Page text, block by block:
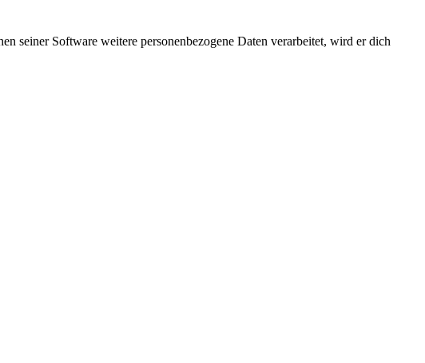
seiner Software weitere personenbezogene Daten verarbeitet, wird er dich